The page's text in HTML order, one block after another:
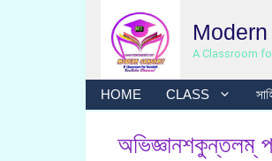
A Classroom
HOME CLASS
অভিজ্ঞানশকুন্তলম্